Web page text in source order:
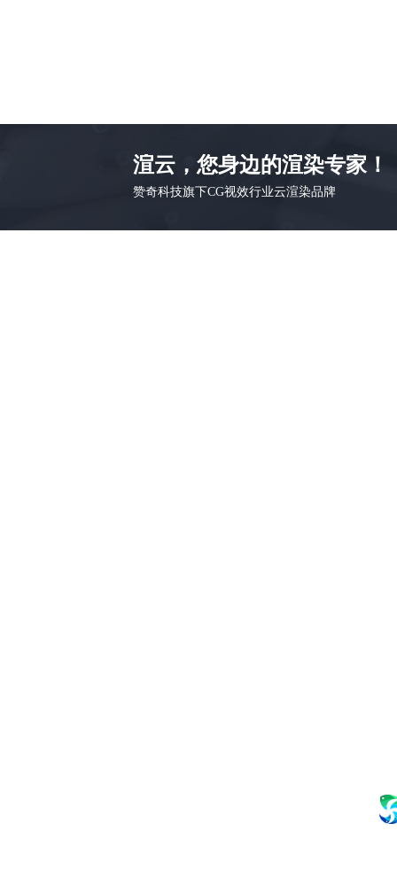
渲云，您身边的渲染专家！
赞奇科技旗下CG视效行业云渲染品牌